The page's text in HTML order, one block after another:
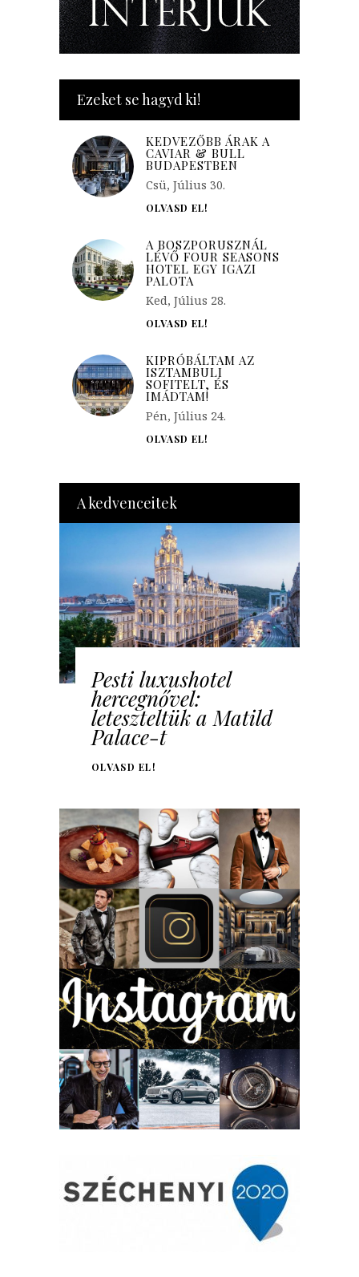
Ezeket se hagyd ki!
KEDVEZŐBB ÁRAK A
CAVIAR & BULL
BUDAPESTBEN
Csü, Július 30.
OLVASD EL!
A BOSZPORUSZNÁL
LÉVŐ FOUR SEASONS
HOTEL EGY IGAZI
PALOTA
Ked, Július 28.
OLVASD EL!
KIPRÓBÁLTAM AZ
ISZTAMBULI
SOFITELT, ÉS
IMÁDTAM!
Pén, Július 24.
OLVASD EL!
A kedvenceitek
Pesti luxushotel
hercegnővel:
leteszteltük a Matild
Palace-t
OLVASD EL!